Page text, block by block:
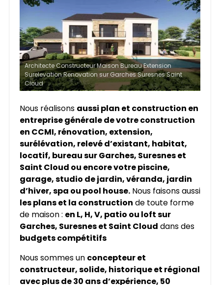
Architecte Constructeur Maison Bureau Extension
Surelevation Renovation sur Garches Suresnes Saint
Cloud
Nous réalisons aussi plan et construction en
entreprise générale de votre construction
en CCMI, rénovation, extension,
surélévation, relevé d’existant, habitat,
locatif, bureau sur Garches, Suresnes et
Saint Cloud ou encore votre piscine,
garage, studio de jardin, véranda, jardin
d’hiver, spa ou pool house. Nous faisons aussi
les plans et la construction de toute forme
de maison : en L, H, V, patio ou loft sur
Garches, Suresnes et Saint Cloud dans des
budgets compétitifs
Nous sommes un concepteur et
constructeur, solide, historique et régional
avec plus de 30 ans d’expérience, 50